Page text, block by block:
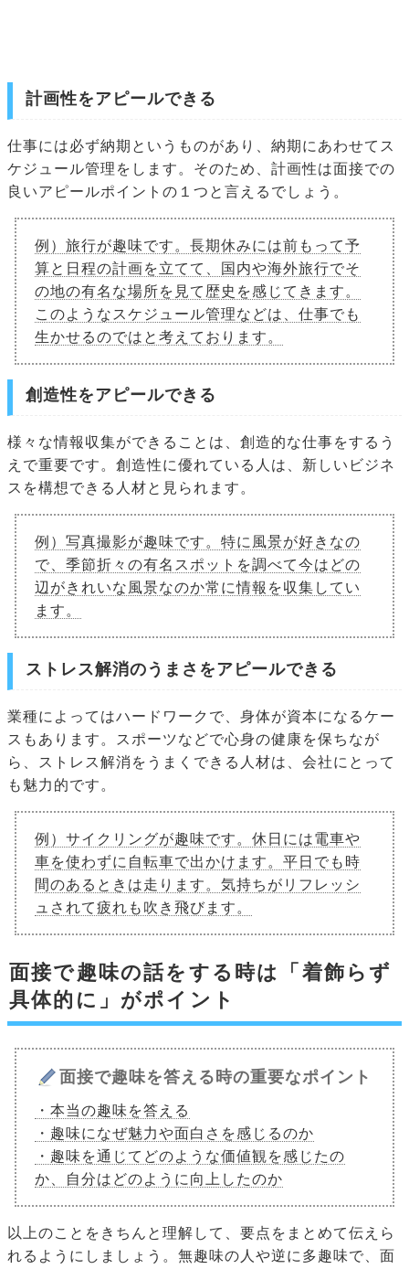
計画性をアピールできる
仕事には必ず納期というものがあり、納期にあわせてス
ケジュール管理をします。そのため、計画性は面接での
良いアピールポイントの１つと言えるでしょう。
例）旅行が趣味です。長期休みには前もって予
算と日程の計画を立てて、国内や海外旅行でそ
の地の有名な場所を見て歴史を感じてきます。
このようなスケジュール管理などは、仕事でも
生かせるのではと考えております。
創造性をアピールできる
様々な情報収集ができることは、創造的な仕事をするう
えで重要です。創造性に優れている人は、新しいビジネ
スを構想できる人材と見られます。
例）写真撮影が趣味です。特に風景が好きなの
で、季節折々の有名スポットを調べて今はどの
辺がきれいな風景なのか常に情報を収集してい
ます。
ストレス解消のうまさをアピールできる
業種によってはハードワークで、身体が資本になるケー
スもあります。スポーツなどで心身の健康を保ちなが
ら、ストレス解消をうまくできる人材は、会社にとって
も魅力的です。
例）サイクリングが趣味です。休日には電車や
車を使わずに自転車で出かけます。平日でも時
間のあるときは走ります。気持ちがリフレッシ
ュされて疲れも吹き飛びます。
面接で趣味の話をする時は「着飾らず
具体的に」がポイント
面接で趣味を答える時の重要なポイント
・本当の趣味を答える
・趣味になぜ魅力や面白さを感じるのか
・趣味を通じてどのような価値観を感じたの
か、自分はどのように向上したのか
以上のことをきちんと理解して、要点をまとめて伝えら
れるようにしましょう。無趣味の人や逆に多趣味で、面